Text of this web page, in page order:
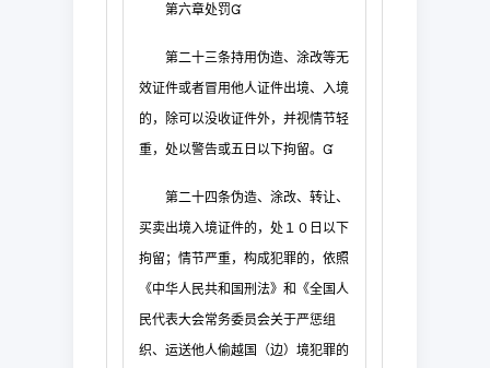
第六章处罚
第二十三条持用伪造、涂改等无
效证件或者冒用他人证件出境、入境
的，
除可以没收证件外，并视情节轻
重，处以警告或五日以下拘留。
第二十四条伪造、涂改、转让、
买卖出境入境证件的，处１０日以下
拘留 ；情节严重，构成犯罪的，依照
《中华人民共和国刑法》和《全国人
民代表大会常务委员会关于严惩组
织、运送他人偷越国（边）境犯罪的